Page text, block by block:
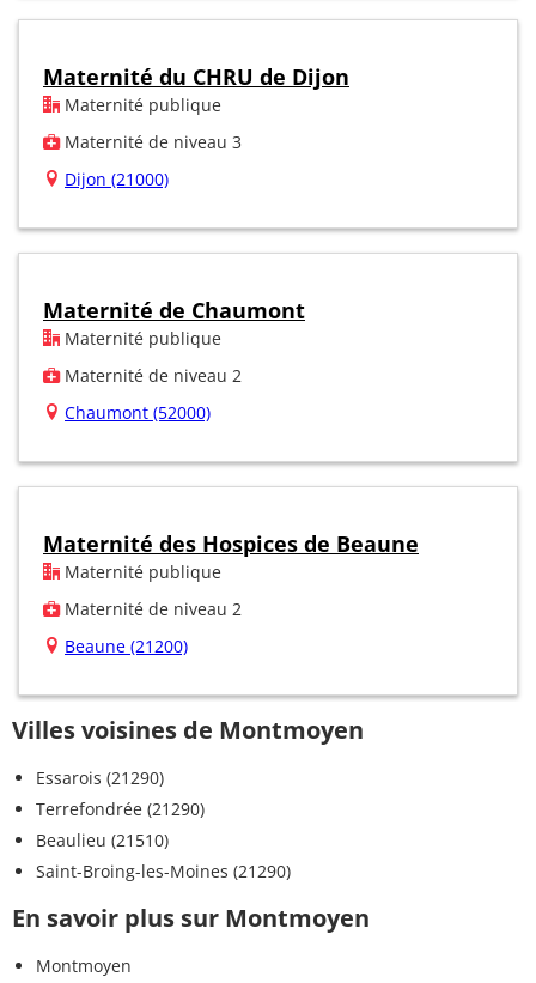
Maternité du CHRU de Dijon
Maternité publique
Maternité de niveau 3
Dijon (21000)
Maternité de Chaumont
Maternité publique
Maternité de niveau 2
Chaumont (52000)
Maternité des Hospices de Beaune
Maternité publique
Maternité de niveau 2
Beaune (21200)
Villes voisines de Montmoyen
Essarois (21290)
Terrefondrée (21290)
Beaulieu (21510)
Saint-Broing-les-Moines (21290)
En savoir plus sur Montmoyen
Montmoyen